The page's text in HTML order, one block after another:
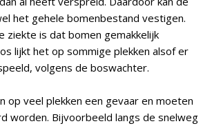
het gehele bomenbestand vestigen.
ziekte is dat bomen gemakkelijk
lijkt het op sommige plekken alsof er
volgens de boswachter.
op veel plekken een gevaar en moeten
worden. Bijvoorbeeld langs de snelweg